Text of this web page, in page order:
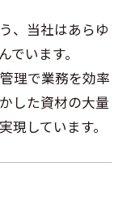
、当社はあらゆ
います。
理で業務を効率
した資材の大量
しています。